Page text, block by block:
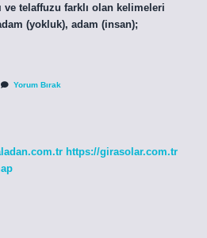
ve telaffuzu farklı olan kelimeleri
(yokluk), adam (insan);
Yorum Bırak
https://girasolar.com.tr